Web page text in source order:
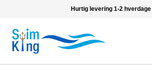
Hurtig levering 1-2 hverdage